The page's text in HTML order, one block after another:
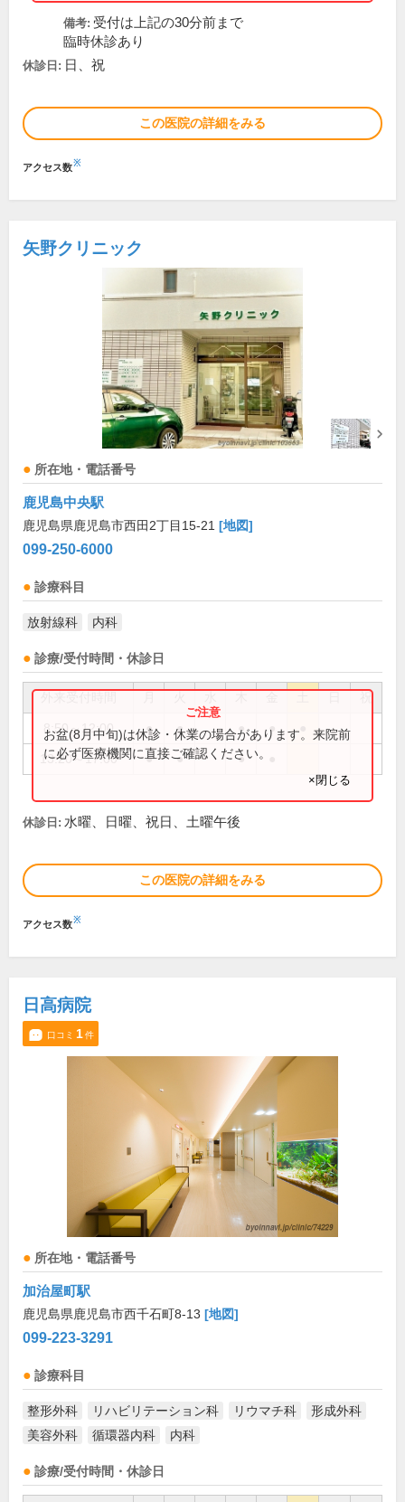
備考: 受付は上記の30分前まで
臨時休診あり
休診日: 日、祝
この医院の詳細をみる
アクセス数※
矢野クリニック
所在地・電話番号
鹿児島中央駅
鹿児島県鹿児島市西田2丁目15-21 [地図]
099-250-6000
診療科目
放射線科 内科
診療/受付時間・休診日
祝
8:50～12:00 ● ● ● ●
13:20～17:00 ● ● ●
お盆(8月中旬)は休診・休業の場合があります。来院前
に必ず医療機関に直接ご確認ください。
×閉じる
休診日: 水曜、日曜、祝日、土曜午後
この医院の詳細をみる
アクセス数※
日高病院
口コミ 1件
所在地・電話番号
加治屋町駅
鹿児島県鹿児島市西千石町8-13 [地図]
099-223-3291
診療科目
整形外科 リハビリテーション科 リウマチ科
形成外科
美容外科
循環器内科 内科
診療/受付時間・休診日